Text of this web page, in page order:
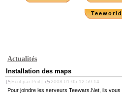
Actualités
Installation des maps
Ecrit par Poil | 2008-01-05 12:59:14
Pour joindre les serveurs Teewars.Net, ils